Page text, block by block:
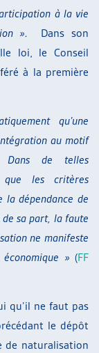
à la vie
». Dans son
loi, le Conseil
à la première
qu’une
au motif
Dans de telles
que les critères
la dépendance de
sa part, la faute
ne manifeste
» (FF
qu’il ne faut pas
le dépôt
de naturalisation